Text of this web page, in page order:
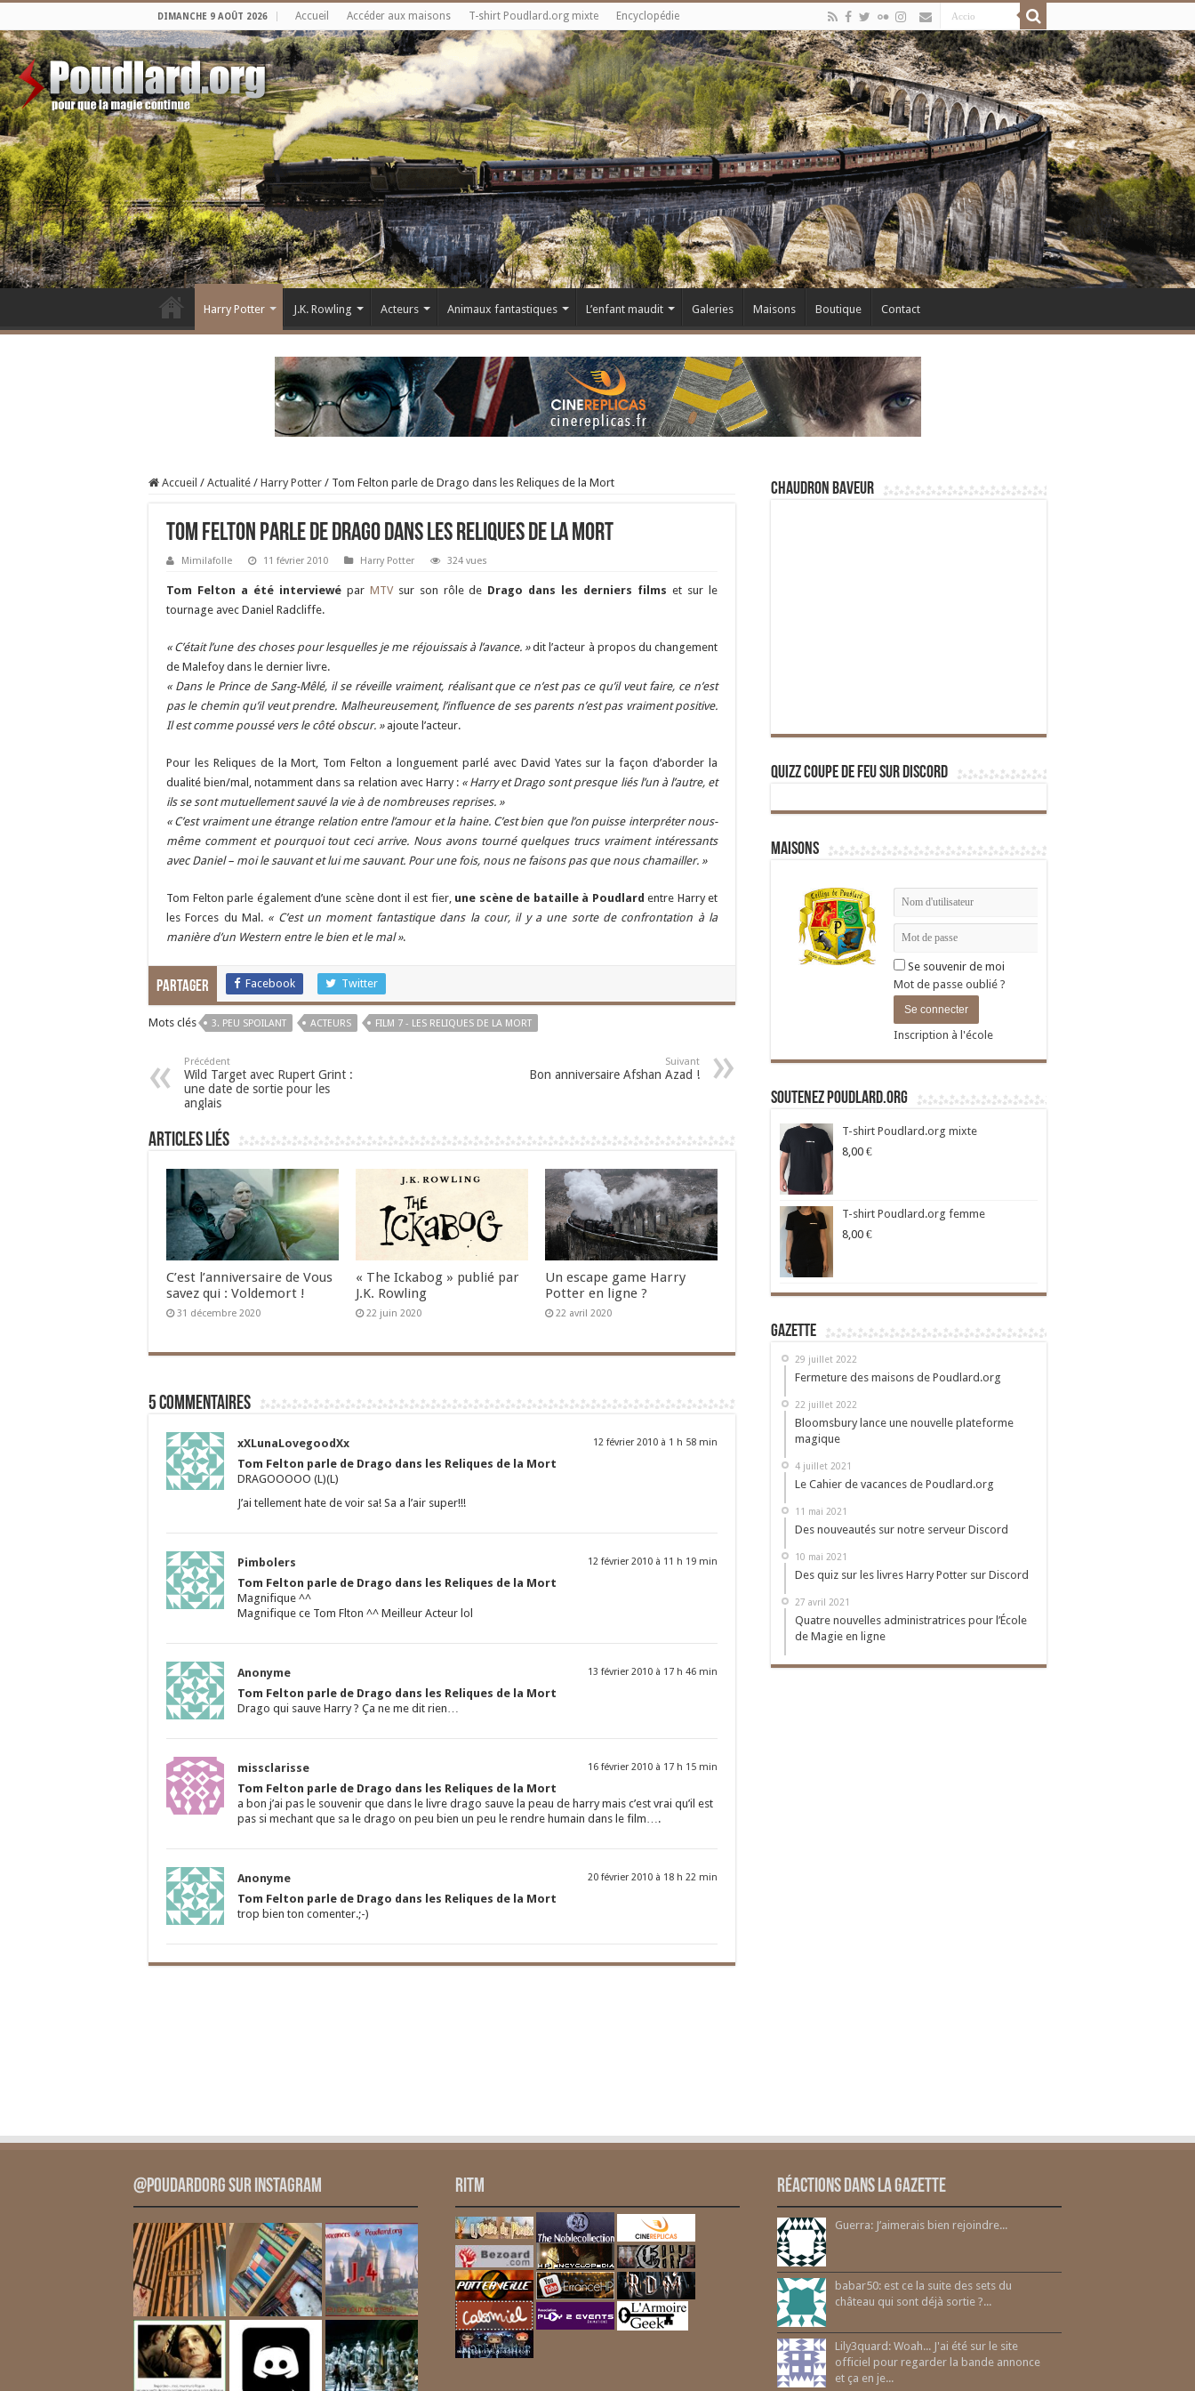
DIMANCHE 9 AOÛT 2026 Accueil Accéder aux maisons T-shirt Poudlard.org mixte Encyclopédie
Harry Potter J.K. Rowling Acteurs Animaux fantastiques L’enfant maudit Galeries Maisons Boutique Contact
Accueil / Actualité / Harry Potter / Tom Felton parle de Drago dans les Reliques de la Mort
Tom Felton parle de Drago dans les Reliques de la Mort
Mimilafolle 11 février 2010 Harry Potter 324 vues
Tom Felton a été interviewépar MTVsur son rôle de Drago dans les derniers films et sur le
tournage avec Daniel Radcliffe.
« C’était l’une des choses pour lesquelles je me réjouissais à l’avance. »dit l’acteur à propos du changement
de Malefoy dans le dernier livre.
« Dans le Prince de Sang-Mêlé, il se réveille vraiment, réalisant que ce n’est pas ce qu’il veut faire, ce n’est
pas le chemin qu’il veut prendre. Malheureusement, l’influence de ses parents n’est pas vraiment positive.
Il est comme poussé vers le côté obscur. »ajoute l’acteur.
Pour les Reliques de la Mort, Tom Felton a longuement parlé avec David Yates sur la façon d’aborder la
dualité bien/mal, notamment dans sa relation avec Harry : « Harry et Drago sont presque liés l’un à l’autre, et
ils se sont mutuellement sauvé la vie à de nombreuses reprises. »
« C’est vraiment une étrange relation entre l’amour et la haine. C’est bien que l’on puisse interpréter nous-
même comment et pourquoi tout ceci arrive. Nous avons tourné quelques trucs vraiment intéressants
avec Daniel – moi le sauvant et lui me sauvant. Pour une fois, nous ne faisons pas que nous chamailler. »
Tom Felton parle également d’une scène dont il est fier, une scène de bataille à Poudlard entre Harry et
les Forces du Mal. « C’est un moment fantastique dans la cour, il y a une sorte de confrontation à la
manière d’un Western entre le bien et le mal ».
Partager Facebook Twitter
Mots clés 3. PEU SPOILANT ACTEURS FILM 7 - LES RELIQUES DE LA MORT
Précédent
Wild Target avec Rupert Grint :
une date de sortie pour les
anglais
Suivant
Bon anniversaire Afshan Azad !
Articles liés
C’est l’anniversaire de Vous
savez qui : Voldemort !
31 décembre 2020
« The Ickabog » publié par
J.K. Rowling
22 juin 2020
Un escape game Harry
Potter en ligne ?
22 avril 2020
5 commentaires
xXLunaLovegoodXx 12 février 2010 à 1 h 58 min
Tom Felton parle de Drago dans les Reliques de la Mort
DRAGOOOOO (L)(L)
J’ai tellement hate de voir sa! Sa a l’air super!!!
Pimbolers 12 février 2010 à 11 h 19 min
Tom Felton parle de Drago dans les Reliques de la Mort
Magnifique ^^
Magnifique ce Tom Flton ^^ Meilleur Acteur lol
Anonyme 13 février 2010 à 17 h 46 min
Tom Felton parle de Drago dans les Reliques de la Mort
Drago qui sauve Harry ? Ça ne me dit rien…
missclarisse 16 février 2010 à 17 h 15 min
Tom Felton parle de Drago dans les Reliques de la Mort
a bon j’ai pas le souvenir que dans le livre drago sauve la peau de harry mais c’est vrai qu’il est
pas si mechant que sa le drago on peu bien un peu le rendre humain dans le film….
Anonyme 20 février 2010 à 18 h 22 min
Tom Felton parle de Drago dans les Reliques de la Mort
trop bien ton comenter.;-)
Chaudron Baveur
Quizz Coupe de Feu sur Discord
Maisons
Se souvenir de moi
Mot de passe oublié ?
Inscription à l'école
Soutenez Poudlard.org
T-shirt Poudlard.org mixte
8,00 €
T-shirt Poudlard.org femme
8,00 €
Gazette
29 juillet 2022
Fermeture des maisons de Poudlard.org
22 juillet 2022
Bloomsbury lance une nouvelle plateforme
magique
4 juillet 2021
Le Cahier de vacances de Poudlard.org
11 mai 2021
Des nouveautés sur notre serveur Discord
10 mai 2021
Des quiz sur les livres Harry Potter sur Discord
27 avril 2021
Quatre nouvelles administratrices pour l’École
de Magie en ligne
@PoudardOrg sur Instagram RITM Réactions dans la gazette
Guerra: J’aimerais bien rejoindre...
babar50: est ce la suite des sets du
château qui sont déjà sortie ?...
Lily3quard: Woah... J'ai été sur le site
officiel pour regarder la bande annonce
et ça en je...